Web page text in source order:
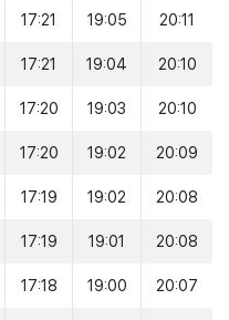
17:21 19:05 20:11
17:21 19:04 20:10
17:20 19:03 20:10
17:20 19:02 20:09
17:19 19:02 20:08
17:19 19:01 20:08
17:18 19:00 20:07